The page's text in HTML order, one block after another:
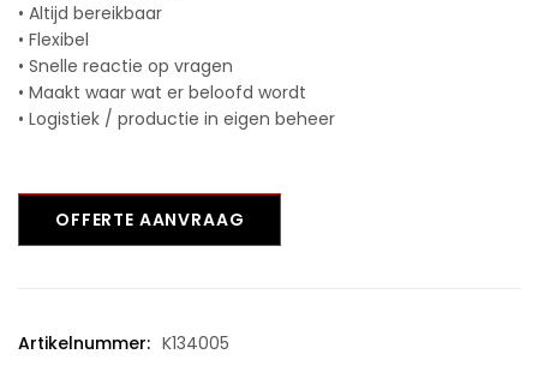
• Altijd bereikbaar
• Flexibel
• Snelle reactie op vragen
• Maakt waar wat er beloofd wordt
• Logistiek / productie in eigen beheer
OFFERTE AANVRAAG
Artikelnummer: K134005